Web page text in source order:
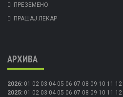
ПРЕЗЕМЕНО
ПРАШАЈ ЛЕКАР
АРХИВА
2026: 01 02 03 04 05 06 07 08 09 10 11 12
2025: 01 02 03 04 05 06 07 08 09 10 11 12